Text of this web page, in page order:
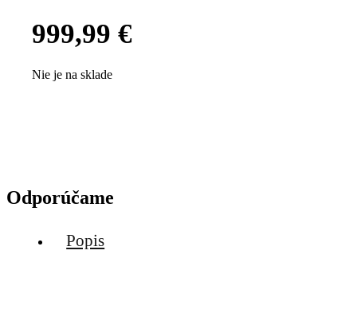
999,99 €
Nie je na sklade
Odporúčame
Popis